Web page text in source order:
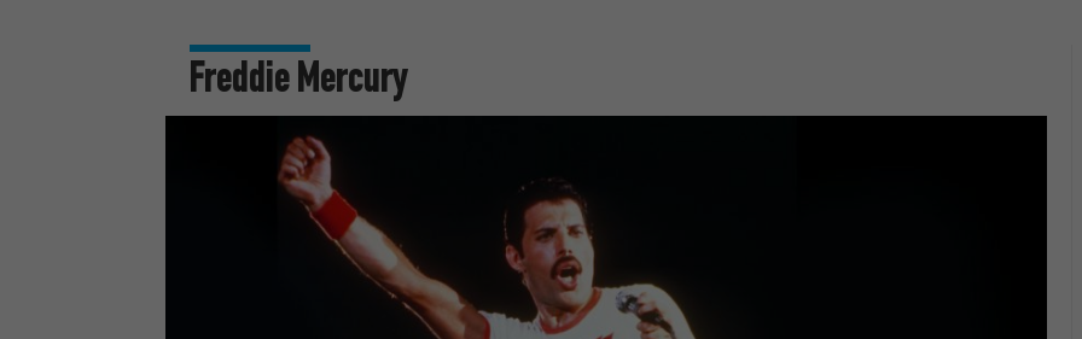
Freddie Mercury